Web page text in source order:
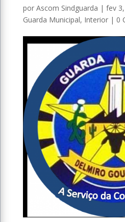
por Ascom Sindguarda | fev
Guarda Municipal, Interior| 0